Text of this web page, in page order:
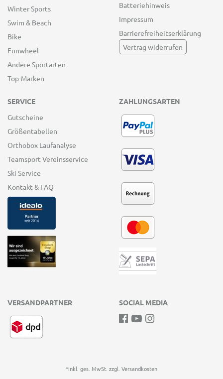
Winter Sports
Swim & Beach
Bike
Funwheel
Andere Sportarten
Top-Marken
Batteriehinweis
Impressum
Barrierefreiheitserklärung
Vertrag widerrufen
SERVICE
Gutscheine
Größentabellen
Orthobox Laufanalyse
Teamsport Vereinsservice
Ski Service
Kontakt & FAQ
ZAHLUNGSARTEN
VERSANDPARTNER SOCIAL MEDIA
*inkl. ges. MwSt. zzgl. Versandkosten